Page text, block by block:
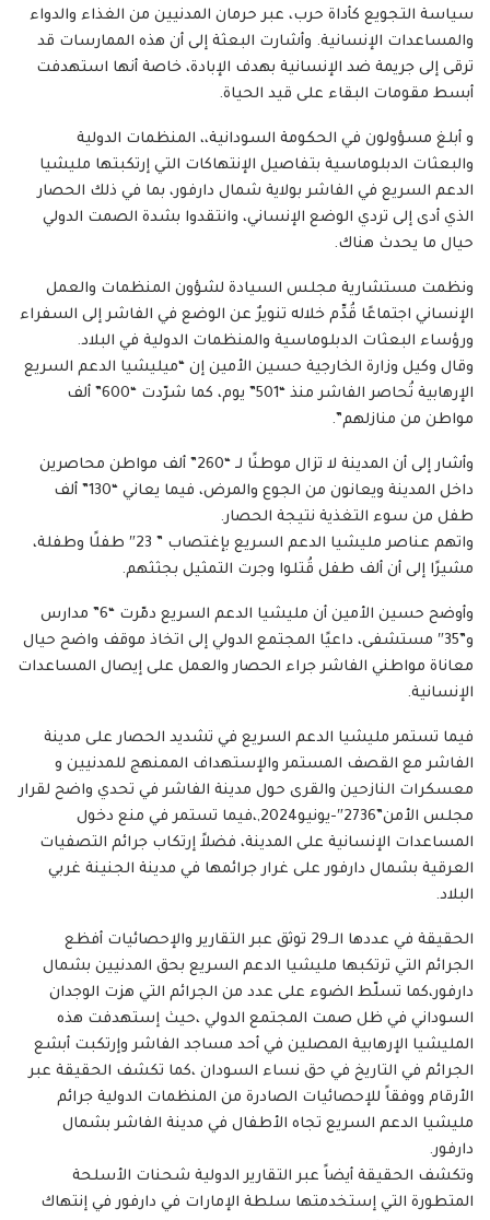
سياسة التجويع كأداة حرب، عبر حرمان المدنيين من الغذاء والدواء
والمساعدات الإنسانية. وأشارت البعثة إلى أن هذه الممارسات قد
ترقى إلى جريمة ضد الإنسانية بهدف الإبادة، خاصة أنها استهدفت
أبسط مقومات البقاء على قيد الحياة.
و أبلغ مسؤولون في الحكومة السودانية،، المنظمات الدولية
والبعثات الدبلوماسية بتفاصيل الإنتهاكات التي إرتكبتها مليشيا
‎الدعم السريع في الفاشر بولاية ‎شمال دارفور، بما في ذلك الحصار
الذي أدى إلى تردي الوضع الإنساني، وانتقدوا بشدة الصمت الدولي
حيال ما يحدث هناك.
ونظمت مستشارية مجلس السيادة لشؤون المنظمات والعمل
الإنساني اجتماعًا قُدِّم خلاله تنويرٌ عن الوضع في الفاشر إلى السفراء
ورؤساء البعثات الدبلوماسية والمنظمات الدولية في البلاد.
وقال وكيل وزارة الخارجية حسين الأمين إن “ميليشيا الدعم السريع
الإرهابية تُحاصر الفاشر منذ “501” يوم، كما شرّدت “600” ألف
مواطن من منازلهم”.
وأشار إلى أن المدينة لا تزال موطنًا لـ “260” ألف مواطن محاصرين
داخل المدينة ويعانون من الجوع والمرض، فيما يعاني “130” ألف
طفل من سوء التغذية نتيجة الحصار.
واتهم عناصر مليشيا الدعم السريع بإغتصاب ” 23″ طفلًا وطفلة،
مشيرًا إلى أن ألف طفل قُتلوا وجرت التمثيل بجثثهم.
وأوضح حسين الأمين أن مليشيا الدعم السريع دمّرت “6” مدارس
و”35″ مستشفى، داعيًا المجتمع الدولي إلى اتخاذ موقف واضح حيال
معاناة مواطني الفاشر جراء الحصار والعمل على إيصال المساعدات
الإنسانية.
فيما تستمر مليشيا الدعم السريع في تشديد الحصار على مدينة
الفاشر مع القصف المستمر والإستهداف الممنهج للمدنيين و
معسكرات النازحين والقرى حول مدينة الفاشر في تحدي واضح لقرار
مجلس الأمن”2736″-يونيو2024,،فيما تستمر في منع دخول
المساعدات الإنسانية على المدينة، فضلاً إرتكاب جرائم التصفيات
العرقية بشمال دارفور على غرار جرائمها في مدينة الجنينة غربي
البلاد.
الحقيقة في عددها الــ29 توثق عبر التقارير والإحصائيات أفظع
الجرائم التي ترتكبها مليشيا الدعم السريع بحق المدنيين بشمال
دارفور،كما تسلّط الضوء على عدد من الجرائم التي هزت الوجدان
السوداني في ظل صمت المجتمع الدولي ،حيث إستهدفت هذه
المليشيا الإرهابية المصلين في أحد مساجد الفاشر وإرتكبت أبشع
الجرائم في التاريخ في حق نساء السودان ،كما تكشف الحقيقة عبر
الأرقام ووفقاً للإحصائيات الصادرة من المنظمات الدولية جرائم
مليشيا الدعم السريع تجاه الأطفال في مدينة الفاشر بشمال
دارفور.
وتكشف الحقيقة أيضاً عبر التقارير الدولية شحنات الأسلحة
المتطورة التي إستخدمتها سلطة الإمارات في دارفور في إنتهاك